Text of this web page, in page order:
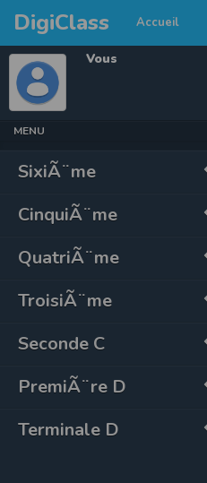
DigiClass Accueil
Vous
MENU
SixiÃ¨me
CinquiÃ¨me
QuatriÃ¨me
TroisiÃ¨me
Seconde C
PremiÃ¨re D
Terminale D